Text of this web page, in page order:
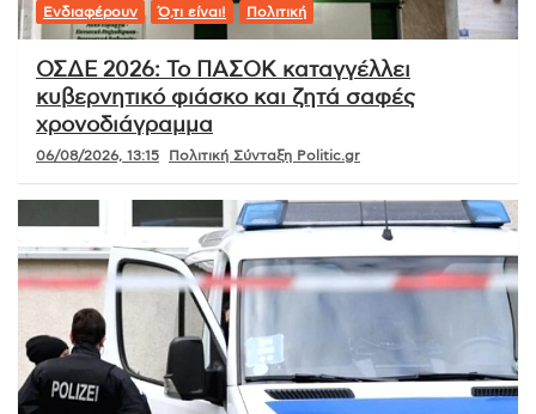
Ενδιαφέρουν Ό,τι είναι! Πολιτική
ΟΣΔΕ 2026: Το ΠΑΣΟΚ καταγγέλλει
κυβερνητικό φιάσκο και ζητά σαφές
χρονοδιάγραμμα
06/08/2026, 13:15 Πολιτική Σύνταξη Politic.gr